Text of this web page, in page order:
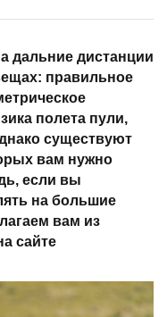
дальние дистанции
правильное
полета пули,
существуют
вам нужно
если вы
на большие
вам из
сайте